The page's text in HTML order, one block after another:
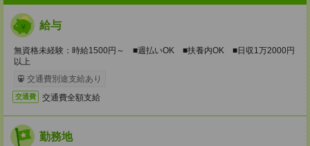
給与
無資格未経験：時給1500円～ ■週払いOK ■扶養内OK ■日収1万2000円
以上
交通費別途支給あり
交通費 交通費全額支給
勤務地